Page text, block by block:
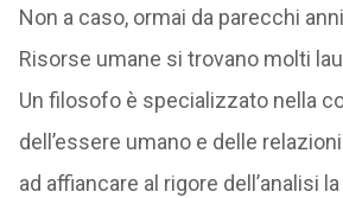
Non a caso, ormai da parecchi
Risorse umane si trovano molti
Un filosofo è specializzato nella
dell’essere umano e delle
ad affiancare al rigore dell’analisi